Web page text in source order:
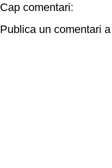
Cap comentari:
Publica un comentari